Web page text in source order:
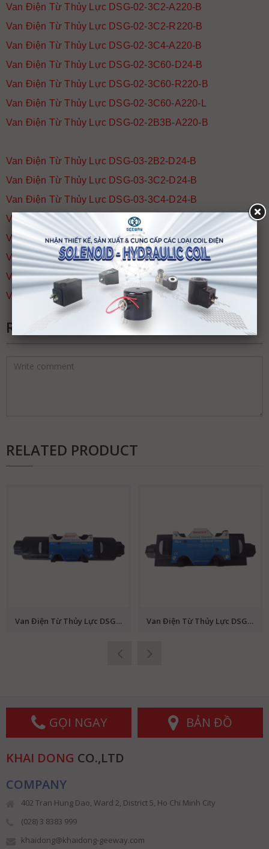
Van Điện Từ Thủy Lực DSG-02-3C2-A220-B
Van Điện Từ Thủy Lực DSG-02-3C2-R220-B
Van Điện Từ Thủy Lực DSG-02-3C4-A220-B
Van Điện Từ Thủy Lực DSG-02-3C60-D24-B
Van Điện Từ Thủy Lực DSG-02-3C60-R220-B
Van Điện Từ Thủy Lực DSG-02-3C60-A220-L
Van Điện Từ Thủy Lực DSG-02-2B3B-A220-B
Van Điện Từ Thủy Lực DSG-03-2B2-D24-B
Van Điện Từ Thủy Lực DSG-03-3C2-D24-B
Van Điện Từ Thủy Lực DSG-03-3C4-D24-B
Van Điện Từ Thủy Lực DSG-03-3C4-A220-B
Van Điện Từ Thủy Lực DSG-03-3C5-A220-B
Van Điện Từ Thủy Lực DSG-03-3C60-D24-B
Van Điện Từ Thủy Lực DSG-03-3C60-A220-B
Van Điện Từ Thủy Lực DSG-03-3C60-R220-B
REVIEWS
RELATED PRODUCT
Van Điện Từ Thủy Lực DSG-03-3C2-R220-B (Van 4/2, Van 4/3, Solenoid Directional Vales, Wanerf, Van Dầu) Van Điện Từ Thủy Lực DSG-03-3C2-A220-B (Van 4/2, Van 4/3, Solenoid Directional Vales, Wanerf, Van Dầu)
GỌI NGAY BẢN ĐỒ
KHAI DONG CO.,LTD
COMPANY
402 Tran Hung Dao, Ward 2, District 5, Ho Chi Minh City
(028) 3 8383 999
khaidong@khaidong-geeway.com